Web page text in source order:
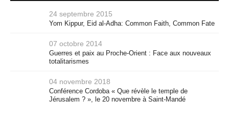
24 septembre 2015
Yom Kippur, Eid al-Adha: Common Faith, Common Fate
07 octobre 2014
Guerres et paix au Proche-Orient : Face aux nouveaux
totalitarismes
04 novembre 2018
Conférence Cordoba « Que révèle le temple de
Jérusalem ? », le 20 novembre à Saint-Mandé